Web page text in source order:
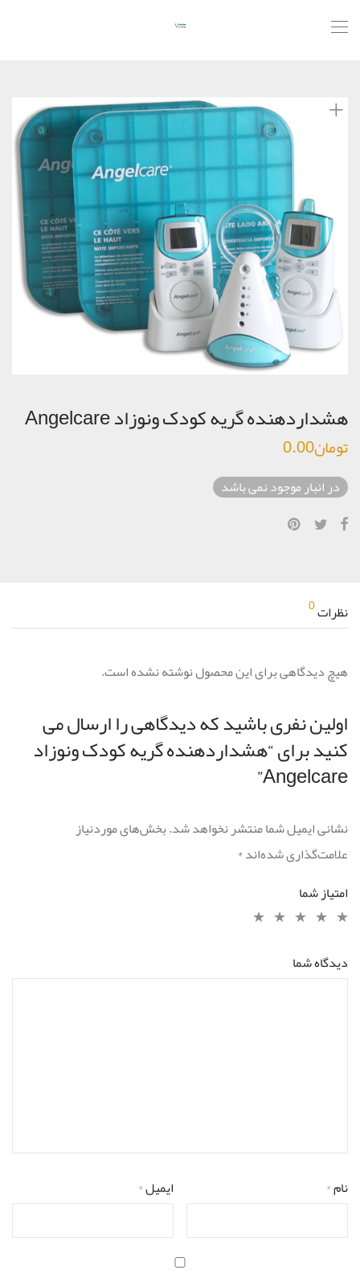
هشداردهنده گریه کودک ونوزاد Angelcare
تومان0.00
در انبار موجود نمی باشد
نظرات0
هیچ دیدگاهی برای این محصول نوشته نشده است.
اولین نفری باشید که دیدگاهی را ارسال می
کنید برای “هشداردهنده گریه کودک ونوزاد
Angelcare”
نشانی ایمیل شما منتشر نخواهد شد.بخش‌های موردنیاز
علامت‌گذاری شده‌اند*
امتیاز شما
دیدگاه شما
نام* ایمیل*